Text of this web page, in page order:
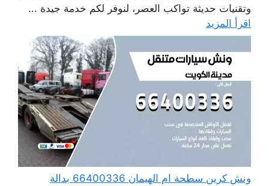
وتقنيات حديثة تواكب العصر، لنوفر لكم خدمة جيدة ...
اقرأ المزيد
ونش كرين سطحة ام الهيمان 66400336 بدالة